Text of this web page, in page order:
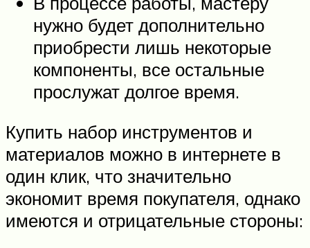
нужно будет дополнительно
приобрести лишь некоторые
компоненты, все остальные
прослужат долгое время.
Купить набор инструментов и
материалов можно в интернете в
один клик, что значительно
экономит время покупателя, однако
имеются и отрицательные стороны: